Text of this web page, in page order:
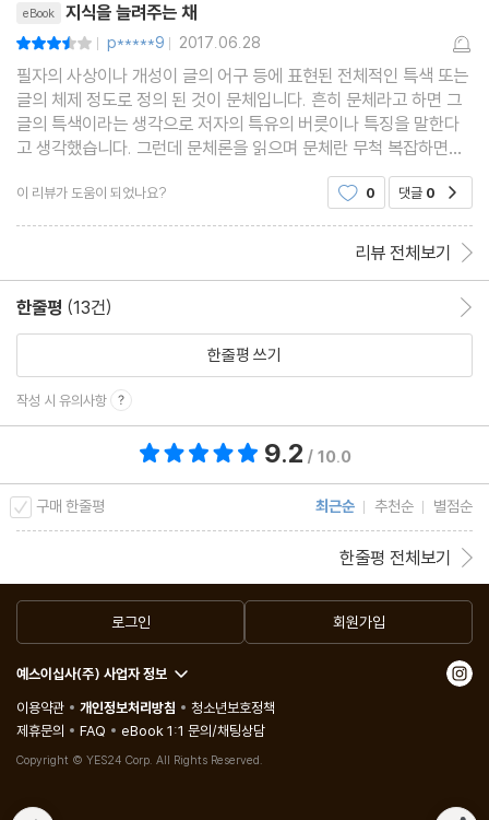
eBook 지식을 늘려주는 채
| p*****9 | 2017.06.28
필자의 사상이나 개성이 글의 어구 등에 표현된 전체적인 특색 또는
글의 체제 정도로 정의 된 것이 문체입니다. 흔히 문체라고 하면 그
글의 특색이라는 생각으로 저자의 특유의 버릇이나 특징을 말한다
고 생각했습니다. 그런데 문체론을 읽으며 문체란 무척 복잡하면서
도 이론이 있는 하나의 학문이다 라는 생각을 하게 되었습니다.문체
를 이론화 한다는 것 자체가 무척 이색적인 학문
이 리뷰가 도움이 되었나요? 0 댓글 0
리뷰 전체보기
한줄평 (13건)
한줄평 쓰기
작성 시 유의사항
9.2 / 10.0
구매 한줄평 최근순 추천순 별점순
한줄평 전체보기
로그인 회원가입
예스이십사(주) 사업자 정보
이용약관
개인정보처리방침
청소년보호정책
제휴문의
FAQ eBook 1:1 문의/채팅상담
Copyright © YES24 Corp. All Rights Reserved.